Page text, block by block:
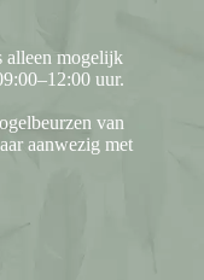
alleen mogelijk
uur.
van
aanwezig met